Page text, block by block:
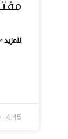
للمزيد
4:45 م